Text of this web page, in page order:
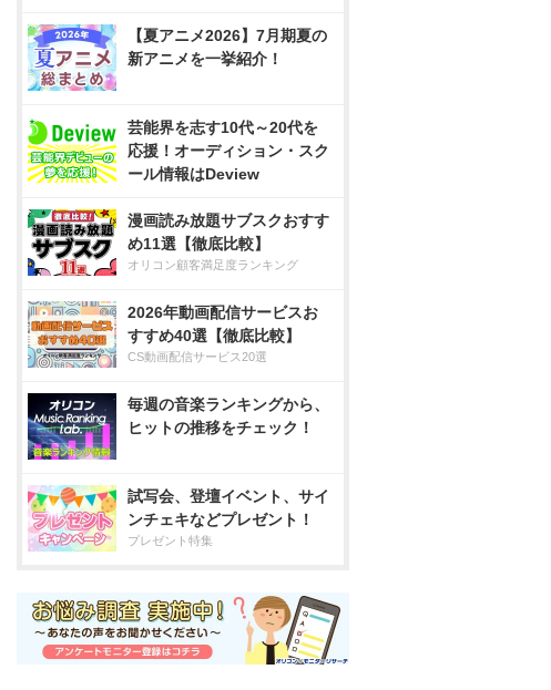
【夏アニメ2026】7月期夏の
新アニメを一挙紹介！
芸能界を志す10代～20代を
応援！オーディション・スク
ール情報はDeview
漫画読み放題サブスクおすす
め11選【徹底比較】
オリコン顧客満足度ランキング
2026年動画配信サービスお
すすめ40選【徹底比較】
CS動画配信サービス20選
毎週の音楽ランキングから、
ヒットの推移をチェック！
試写会、登壇イベント、サイ
ンチェキなどプレゼント！
プレゼント特集